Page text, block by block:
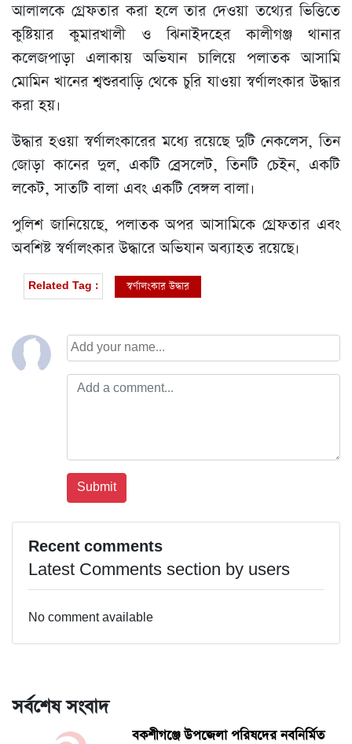
আলালকে গ্রেফতার করা হলে তার দেওয়া তথ্যের ভিত্তিতে
কুষ্টিয়ার কুমারখালী ও ঝিনাইদহের কালীগঞ্জ থানার
কলেজপাড়া এলাকায় অভিযান চালিয়ে পলাতক আসামি
মোমিন খানের শ্বশুরবাড়ি থেকে চুরি যাওয়া স্বর্ণালংকার উদ্ধার
করা হয়।
উদ্ধার হওয়া স্বর্ণালংকারের মধ্যে রয়েছে দুটি নেকলেস, তিন
জোড়া কানের দুল, একটি ব্রেসলেট, তিনটি চেইন, একটি
লকেট, সাতটি বালা এবং একটি বেঙ্গল বালা।
পুলিশ জানিয়েছে, পলাতক অপর আসামিকে গ্রেফতার এবং
অবশিষ্ট স্বর্ণালংকার উদ্ধারে অভিযান অব্যাহত রয়েছে।
Related Tag : স্বর্ণালংকার উদ্ধার
Recent comments
Latest Comments section by users
No comment available
সর্বশেষ সংবাদ
বকশীগঞ্জে উপজেলা পরিষদের নবনির্মিত